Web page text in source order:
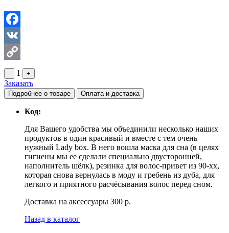
Facebook
VK
Copy
Link
- 1 +
Заказать
Подробнее о товаре Оплата и доставка
Код:
Для Вашего удобства мы объединили несколько наших
продуктов в один красивый и вместе с тем очень
нужный Lady box. В него вошла маска для сна (в целях
гигиены мы ее сделали специально двусторонней,
наполнитель шёлк), резинка для волос-привет из 90-хх,
которая снова вернулась в моду и гребень из дуба, для
легкого и приятного расчёсывания волос перед сном.
Доставка на аксессуары 300 р.
Назад в каталог